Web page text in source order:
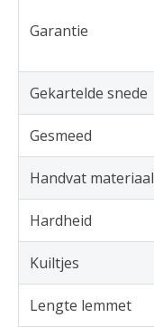
Garantie
Gekartelde snede
Gesmeed
Handvat materiaal
Hardheid
Kuiltjes
Lengte lemmet